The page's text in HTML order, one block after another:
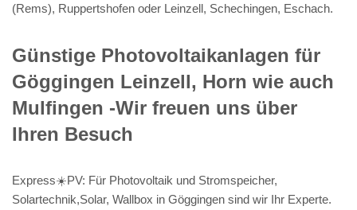
(Rems), Ruppertshofen oder Leinzell, Schechingen, Eschach.
Günstige Photovoltaikanlagen für
Göggingen Leinzell, Horn wie auch
Mulfingen -Wir freuen uns über
Ihren Besuch
Express☀️PV️: Für Photovoltaik und Stromspeicher,
Solartechnik,Solar, Wallbox in Göggingen sind wir Ihr Experte.